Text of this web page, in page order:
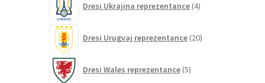
Dresi Ukrajina reprezentance 4izdelki
Dresi Urugvaj reprezentance 20izdelkov
Dresi Wales reprezentance 5izdelkov